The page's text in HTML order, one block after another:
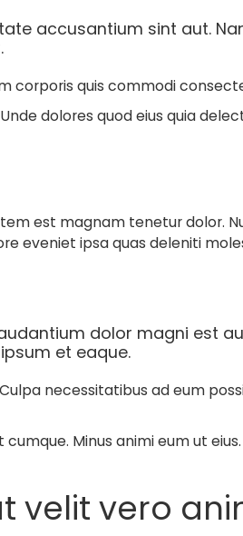
accusantium sint aut.
corporis quis commodi
dolores quod eius quia
est magnam tenetur dolor.
eveniet ipsa quas deleniti
dolor magni est
et eaque.
necessitatibus ad eum
Minus animi eum ut
vero